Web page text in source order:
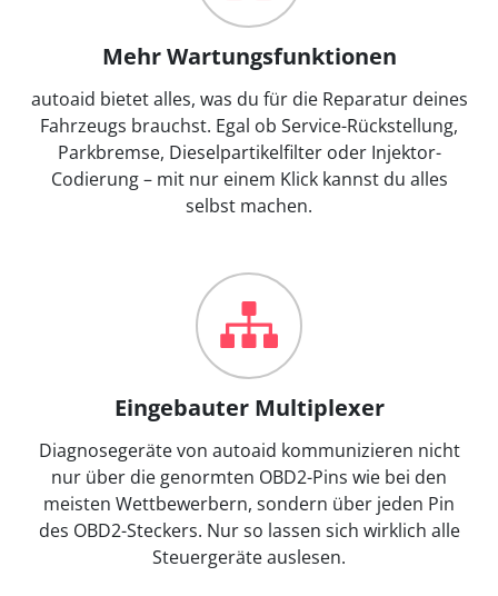
Mehr Wartungsfunktionen
autoaid bietet alles, was du für die Reparatur deines
Fahrzeugs brauchst. Egal ob Service-Rückstellung,
Parkbremse, Dieselpartikelfilter oder Injektor-
Codierung – mit nur einem Klick kannst du alles
selbst machen.
Eingebauter Multiplexer
Diagnosegeräte von autoaid kommunizieren nicht
nur über die genormten OBD2-Pins wie bei den
meisten Wettbewerbern, sondern über jeden Pin
des OBD2-Steckers. Nur so lassen sich wirklich alle
Steuergeräte auslesen.